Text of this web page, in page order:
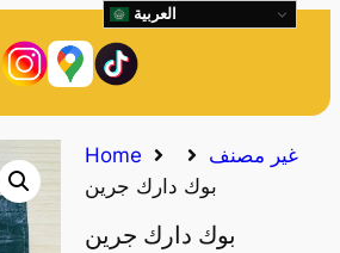
Home
غير مصنف
بوك دارك جرين
بوك دارك جرين
العربية